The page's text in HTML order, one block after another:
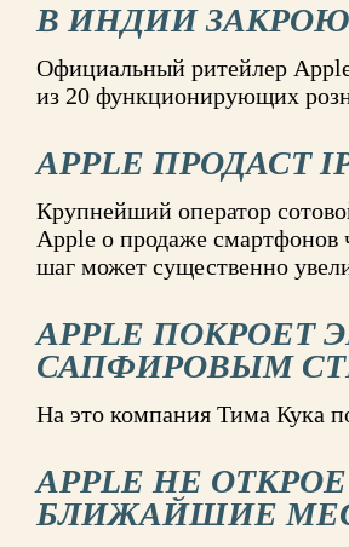
В ИНДИИ
Официальный ритейлер
из 20 функционирующих
APPLE ПРОДАСТ
Крупнейший оператор
Apple о продаже смартфонов
шаг может существенно
APPLE ПОКРОЕТ
САПФИРОВЫМ
На это компания Тима Кука
APPLE НЕ
БЛИЖАЙШИЕ